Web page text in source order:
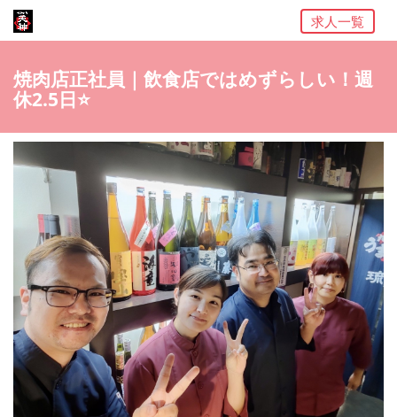
求人一覧
焼肉店正社員｜飲食店ではめずらしい！週
休2.5日⭐️